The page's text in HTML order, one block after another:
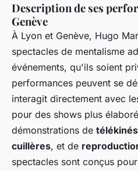
Description de ses
Genève
À Lyon et Genève, Hugo
spectacles de mentalisme
événements, qu'ils soient
performances peuvent se
interagit directement avec
pour des shows plus
démonstrations de
cuillères, et de
spectacles sont conçus